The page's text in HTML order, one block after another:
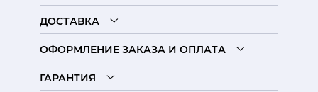
ДОСТАВКА
ОФОРМЛЕНИЕ ЗАКАЗА И ОПЛАТА
ГАРАНТИЯ